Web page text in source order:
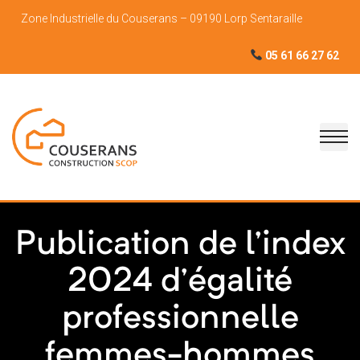
Zone Industrielle du Couserans – 09190 Lorp Sentaraille
05 61 66 27 62
Publication de l’index
2024 d’égalité
professionnelle